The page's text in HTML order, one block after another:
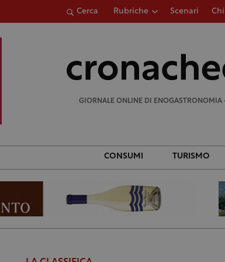
Cerca Rubriche Scenari
GIORNALE ONLINE DI ENOGASTRONOMIA
CONSUMI TURISMO